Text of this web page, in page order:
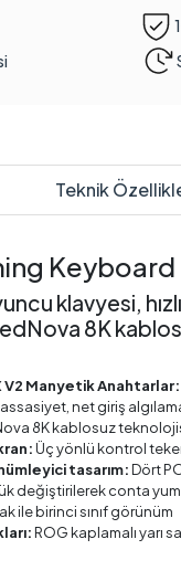
Teknik
Keyboard
klavyesi,
8K
V2 Manyetik Anahtarlar:
net giriş
8K kablosuz
Üç yönlü kontrol
tasarım:Dört
değiştirilerek conta
ile birinci sınıf görünüm
ROG kaplamalı yarı